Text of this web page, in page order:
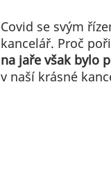
Covid se svým
kancelář. Proč
na jaře však bylo
v naší krásné